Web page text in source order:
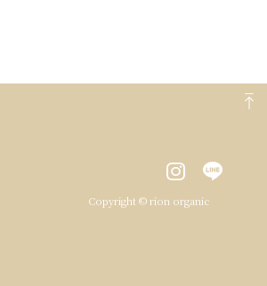
Copyright © rion organic